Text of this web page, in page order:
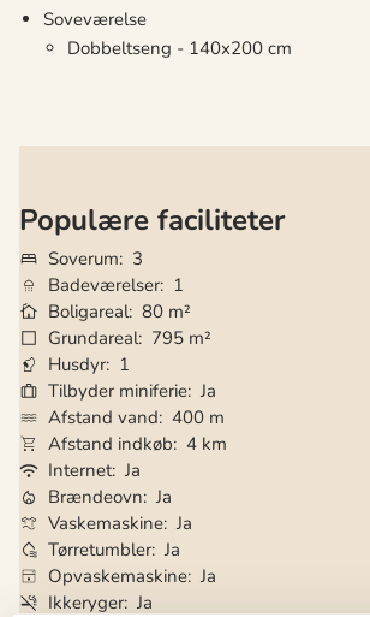
Soveværelse
Dobbeltseng - 140x200 cm
Populære faciliteter
Soverum
3
Badeværelser 1
Boligareal 80 m²
Grundareal 795 m²
Husdyr 1
Tilbyder miniferie Ja
Afstand vand 400 m
Afstand indkøb 4 km
Internet Ja
Brændeovn Ja
Vaskemaskine Ja
Tørretumbler Ja
Opvaskemaskine Ja
Ikkeryger Ja